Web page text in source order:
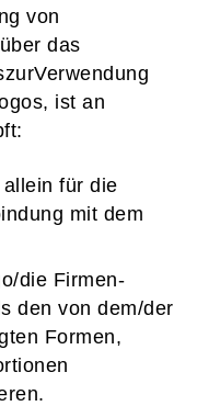
von
das
ist an
für die
mit dem
die Firmen-
den von dem/der
Formen,